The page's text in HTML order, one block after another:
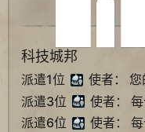
科技城邦
派遣1位 使者： 您
派遣3位
使者：
派遣6位
使者：